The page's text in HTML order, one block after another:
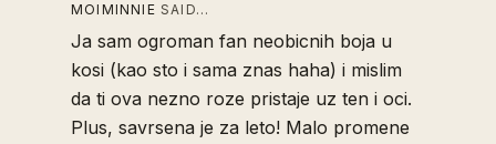
MOIMINNIE SAID…
Ja sam ogroman fan neobicnih boja u
kosi (kao sto i sama znas haha) i mislim
da ti ova nezno roze pristaje uz ten i oci.
Plus, savrsena je za leto! Malo promene